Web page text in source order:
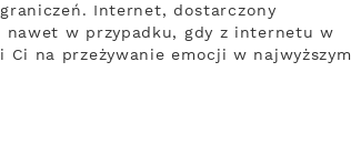
Internet, dostarczony
nawet w przypadku, gdy z internetu w
na przeżywanie emocji w najwyższym